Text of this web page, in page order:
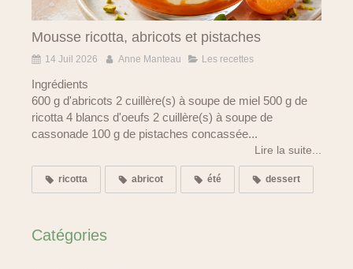
Mousse ricotta, abricots et pistaches
14 Juil 2026 Anne Manteau Les recettes
Ingrédients
600 g d'abricots 2 cuillère(s) à soupe de miel 500 g de
ricotta 4 blancs d'oeufs 2 cuillère(s) à soupe de
cassonade 100 g de pistaches concassée...
Lire la suite...
ricotta abricot été dessert
Catégories